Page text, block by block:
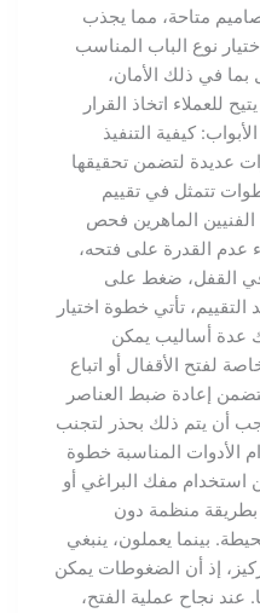
متاحة، مما يجذب
الباب المناسب
الأمان،
اتخاذ القرار
كيفية التنفيذ
لتضمن تحقيقها
في تقييم
الماهرين فحص
على فتحه،
ضغط على
تأتي خطوة اختيار
أساليب يمكن
الأقفال أو اتباع
ضبط العناصر
ذلك بحذر لتجنب
المناسبة خطوة
مفك البراغي أو
منظمة دون
يعملون، ينبغي
أن الضغوطات يمكن
عملية الفتح،